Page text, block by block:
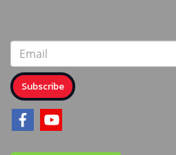
Subscribe